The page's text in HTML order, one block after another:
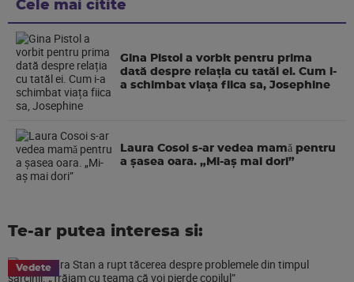
Cele mai citite
Gina Pistol a vorbit pentru prima
dată despre relația cu tatăl ei. Cum i-
a schimbat viața fiica sa, Josephine
Laura Cosoi s-ar vedea mamǎ pentru
a şasea oara. „Mi-aș mai dori”
Te-ar putea interesa si:
Vedete